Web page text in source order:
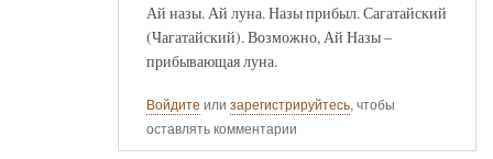
Ай назы. Ай луна. Назы прибыл. Сагатайский
(Чагатайский). Возможно, Ай Назы –
прибывающая луна.
Войдите или зарегистрируйтесь, чтобы
оставлять комментарии